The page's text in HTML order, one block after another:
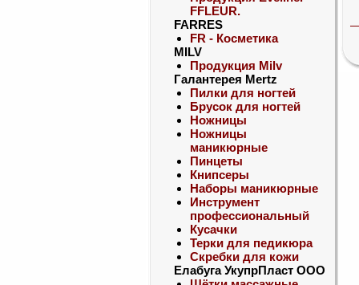
FFLEUR.
FARRES
FR - Косметика
MILV
Продукция Milv
Галантерея Mertz
Пилки для ногтей
Брусок для ногтей
Ножницы
Ножницы
маникюрные
Пинцеты
Книпсеры
Наборы маникюрные
Инструмент
профессиональный
Кусачки
Терки для педикюра
Скребки для кожи
Елабуга УкупрПласт ООО